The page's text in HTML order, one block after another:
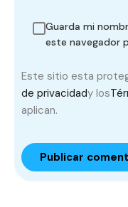
Guarda mi
este navegador
Este sitio esta
de privacidady los
aplican.